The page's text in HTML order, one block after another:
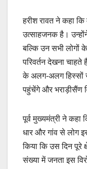
हरीश रावत ने कहा कि
उत्साहजनक है।
बल्कि उन सभी लोगों के
परिवर्तन देखना चाहते
के अलग-अलग हिस्सों
पहुंचेंगे और भराड़ीसैंण
पूर्व मुख्यमंत्री ने कहा
धार और गांव से लोग
किया कि उस दिन पूरे
संख्या में जनता इस